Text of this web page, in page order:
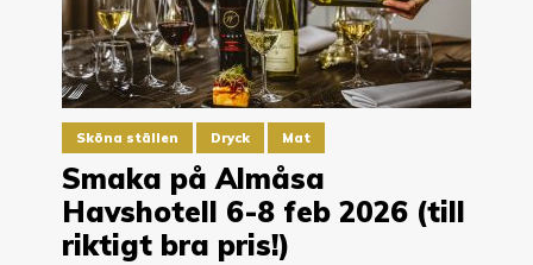
Sköna ställen Dryck Mat
Smaka på Almåsa
Havshotell 6-8 feb 2026 (till
riktigt bra pris!)